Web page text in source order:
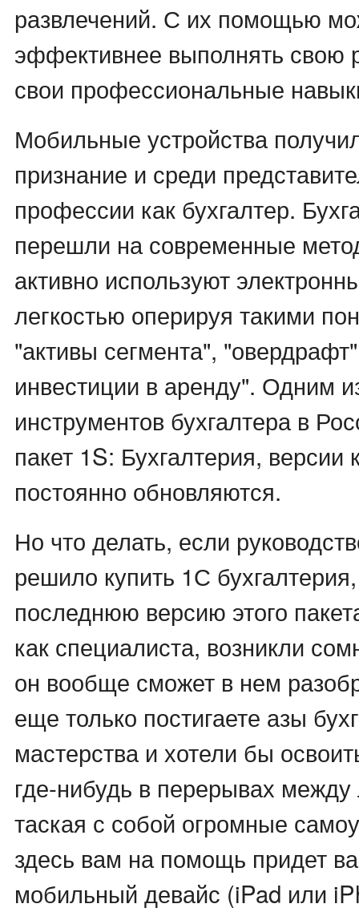
развлечений. С их помощью
эффективнее выполнять свою
свои профессиональные
Мобильные устройства
признание и среди
профессии как бухгалтер.
перешли на современные
активно используют
легкостью оперируя такими
"активы сегмента",
инвестиции в аренду". Одним
инструментов бухгалтера в
пакет 1S: Бухгалтерия, версии
постоянно обновляются.
Но что делать, если
решило купить 1С
последнюю версию этого
как специалиста, возникли
он вообще сможет в нем
еще только постигаете азы
мастерства и хотели бы
где-нибудь в перерывах
таская с собой огромные
здесь вам на помощь придет
мобильный девайс (iPad или